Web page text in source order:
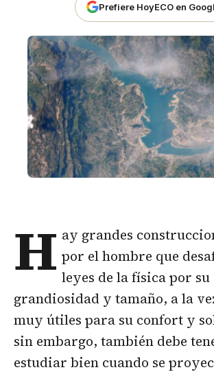
Prefiere HoyECO en
H ay grandes
por el hombre que
leyes de la física por su
grandiosidad y tamaño, a la
muy útiles para su confort y
sin embargo, también debe
estudiar bien cuando se